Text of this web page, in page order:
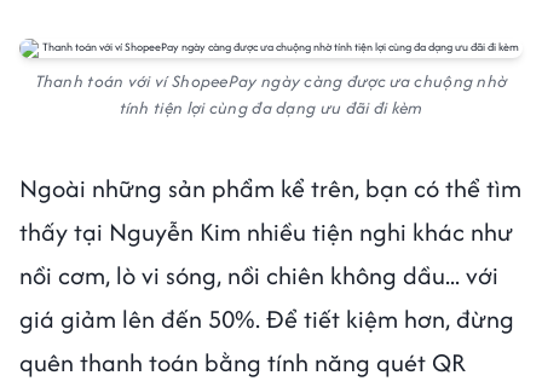
Thanh toán với ví ShopeePay ngày càng được ưa chuộng nhờ
tính tiện lợi cùng đa dạng ưu đãi đi kèm
Ngoài những sản phẩm kể trên, bạn có thể tìm
thấy tại Nguyễn Kim nhiều tiện nghi khác như
nồi cơm, lò vi sóng, nồi chiên không dầu... với
giá giảm lên đến 50%. Để tiết kiệm hơn, đừng
quên thanh toán bằng tính năng quét QR